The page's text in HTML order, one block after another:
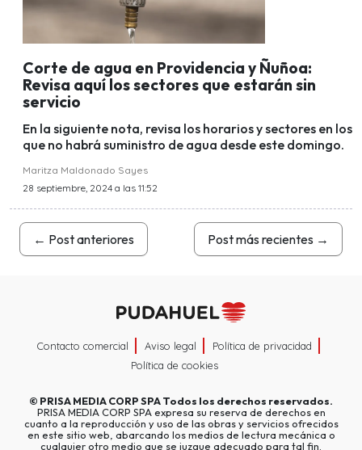
Corte de agua en Providencia y Ñuñoa:
Revisa aquí los sectores que estarán sin
servicio
En la siguiente nota, revisa los horarios y sectores en los
que no habrá suministro de agua desde este domingo.
Maritza Maldonado Sayes
28 septiembre, 2024 a las 11:52
← Post anteriores Post más recientes →
Contacto comercial Aviso legal
Política de privacidad
Política de cookies
© PRISA MEDIA CORP SPATodos los derechos reservados.
PRISA MEDIA CORP SPA expresa su reserva de derechos en
cuanto a la reproducción y uso de las obras y servicios ofrecidos
en este sitio web, abarcando los medios de lectura mecánica o
cualquier otro medio que se juzgue adecuado para tal fin.